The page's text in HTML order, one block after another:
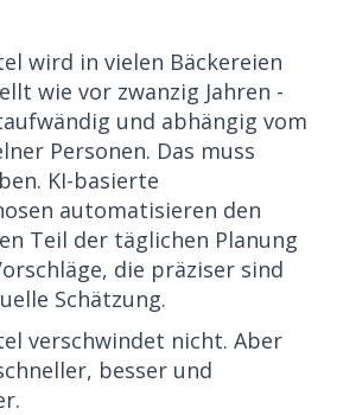
wird in vielen Bäckereien
wie vor zwanzig Jahren -
und abhängig vom
Personen. Das muss
KI-basierte
automatisieren den
Teil der täglichen Planung
die präziser sind
Schätzung.
verschwindet nicht. Aber
besser und